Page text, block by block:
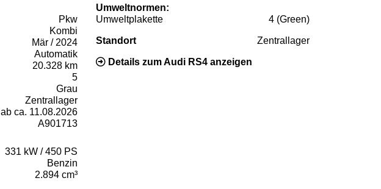
Pkw
Kombi
Mär / 2024
Automatik
20.328 km
5
Grau
Zentrallager
ab ca. 11.08.2026
A901713
331 kW / 450 PS
Benzin
2.894 cm³
Umweltnormen:
Umweltplakette
4 (Green)
Standort Zentrallager
Details zum Audi RS4 anzeigen